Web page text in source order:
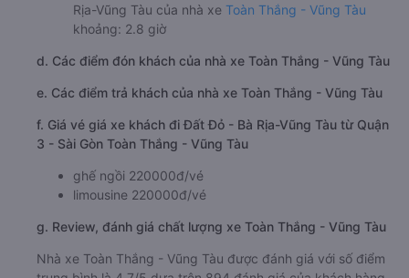
Rịa-Vũng Tàu của nhà xe Toàn Thắng - Vũng Tàu
khoảng: 2.8 giờ
d. Các điểm đón khách của nhà xe Toàn Thắng - Vũng Tàu
e. Các điểm trả khách của nhà xe Toàn Thắng - Vũng Tàu
f. Giá vé giá xe khách đi Đất Đỏ - Bà Rịa-Vũng Tàu từ Quận
3 - Sài Gòn Toàn Thắng - Vũng Tàu
ghế ngồi 220000đ/vé
limousine 220000đ/vé
g. Review, đánh giá chất lượng xe Toàn Thắng - Vũng Tàu
Nhà xe Toàn Thắng - Vũng Tàu được đánh giá với số điểm